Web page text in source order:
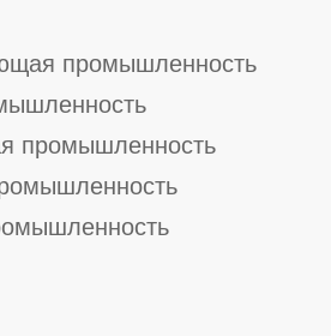
промышленность
промышленность